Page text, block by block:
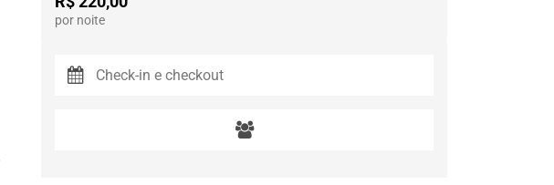
por noite